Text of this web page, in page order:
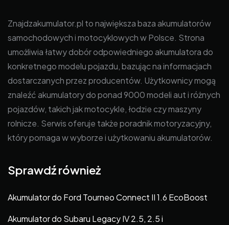
Znajdzakumulator.pl to największa baza akumulatorów
samochodowych i motocyklowych w Polsce. Strona
umożliwia łatwy dobór odpowiedniego akumulatora do
konkretnego modelu pojazdu, bazując na informacjach
dostarczanych przez producentów. Użytkownicy mogą
znaleźć akumulatory do ponad 9000 modeli aut i różnych
pojazdów, takich jak motocykle, łodzie czy maszyny
rolnicze. Serwis oferuje także poradnik motoryzacyjny,
który pomaga w wyborze i użytkowaniu akumulatorów.
Sprawdź również
Akumulator do Ford Tourneo Connect II 1.6 EcoBoost
Akumulator do Subaru Legacy IV 2.5, 2.5 i